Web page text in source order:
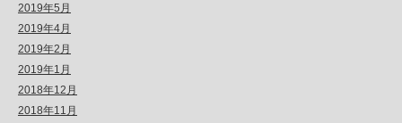
2019年5月
2019年4月
2019年2月
2019年1月
2018年12月
2018年11月